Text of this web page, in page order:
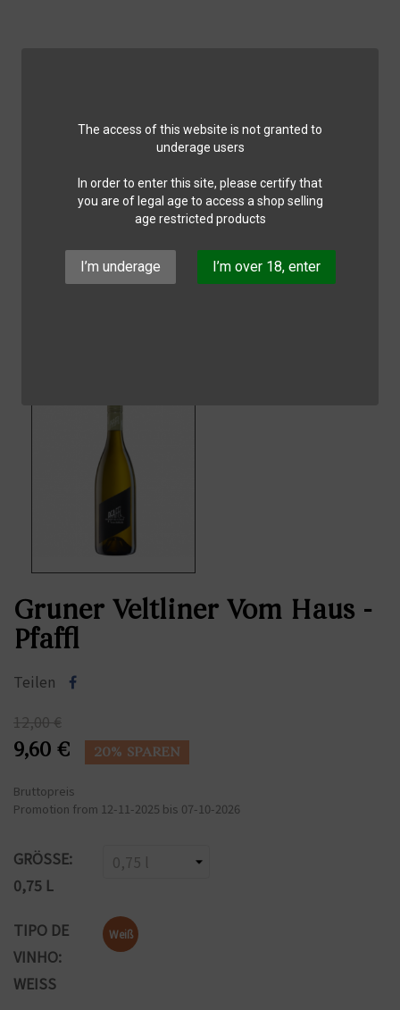
The access of this website is not granted to
underage users
In order to enter this site, please certify that
you are of legal age to access a shop selling
age restricted products
I’m underage I’m over 18, enter
Gruner Veltliner Vom Haus -
Pfaffl
Teilen
12,00 €
9,60 € 20% SPAREN
Bruttopreis
Promotion from 12-11-2025 bis 07-10-2026
GRÖSSE: 0
,75 L
TIPO DE
VINHO:
WEISS
Weiß